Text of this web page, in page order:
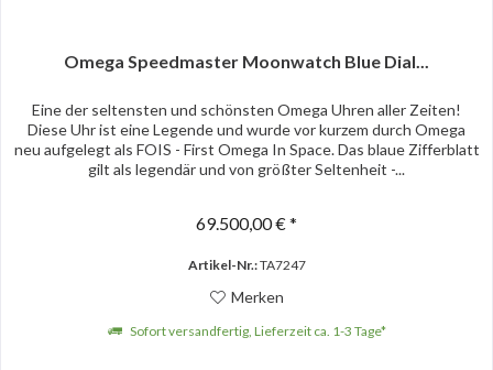
Omega Speedmaster Moonwatch Blue Dial...
Eine der seltensten und schönsten Omega Uhren aller Zeiten!
Diese Uhr ist eine Legende und wurde vor kurzem durch Omega
neu aufgelegt als FOIS - First Omega In Space. Das blaue Zifferblatt
gilt als legendär und von größter Seltenheit -...
69.500,00 € *
Artikel-Nr.:TA7247
Merken
Sofort versandfertig, Lieferzeit ca. 1-3 Tage*